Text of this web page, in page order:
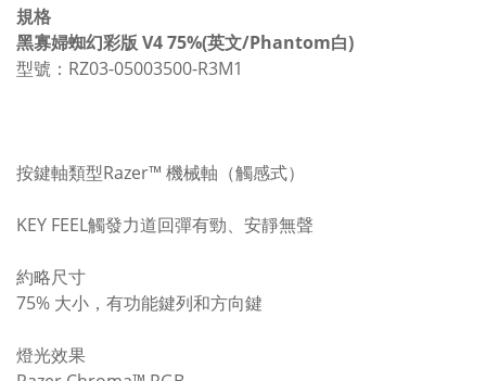
規格
黑寡婦蜘幻彩版 V4 75%(英文/Phantom白)
型號：RZ03-05003500-R3M1
按鍵軸類型Razer™ 機械軸（觸感式）
KEY FEEL觸發力道回彈有勁、安靜無聲
約略尺寸
75% 大小，有功能鍵列和方向鍵
燈光效果